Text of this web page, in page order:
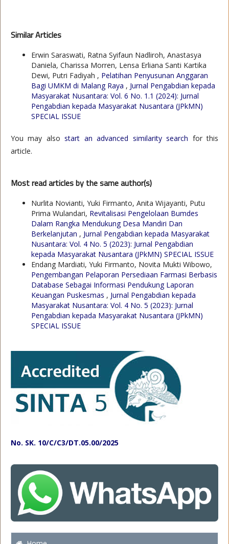
Similar Articles
Erwin Saraswati, Ratna Syifaun Nadliroh, Anastasya
Daniela, Charissa Morren, Lensa Erliana Santi Kartika
Dewi, Putri Fadiyah , Pelatihan Penyusunan Anggaran
Bagi UMKM di Malang Raya , Jurnal Pengabdian kepada
Masyarakat Nusantara: Vol. 6 No. 1.1 (2024): Jurnal
Pengabdian kepada Masyarakat Nusantara (JPkMN)
SPECIAL ISSUE
You may alsostart an advanced similarity search for this
article.
Most read articles by the same author(s)
Nurlita Novianti, Yuki Firmanto, Anita Wijayanti, Putu
Prima Wulandari, Revitalisasi Pengelolaan Bumdes
Dalam Rangka Mendukung Desa Mandiri Dan
Berkelanjutan , Jurnal Pengabdian kepada Masyarakat
Nusantara: Vol. 4 No. 5 (2023): Jurnal Pengabdian
kepada Masyarakat Nusantara (JPkMN) SPECIAL ISSUE
Endang Mardiati, Yuki Firmanto, Novita Mukti Wibowo,
Pengembangan Pelaporan Persediaan Farmasi Berbasis
Database Sebagai Informasi Pendukung Laporan
Keuangan Puskesmas , Jurnal Pengabdian kepada
Masyarakat Nusantara: Vol. 4 No. 5 (2023): Jurnal
Pengabdian kepada Masyarakat Nusantara (JPkMN)
SPECIAL ISSUE
No. SK. 10/C/C3/DT.05.00/2025